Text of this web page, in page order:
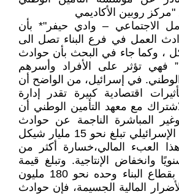
روبين الأكاديمي
الاجتماعي – وادي حيفر"* بأن
العمل في فرع البناء تصل الى
شيكل ، وكما جاء في البحث بأن حوادث
فهي تؤثر على الأفراد وأسرهم
الوطني. في إسرائيل، من الواضح أن
اقتصادية كبيرة تقدر إدارة
مع معهد التأمين الوطني أن
وغير المباشرة الناجمة عن حوادث
العمل على الاقتصاد الإسرائيلي تبلغ نحو 15 مليار شيكل
العبء المالي،خسارة أكثر من
وانخفاض الإنتاجية. وتبلغ قيمة
الأضرار التي لحقت بقطاع البناء وحده نحو 180 مليون
المالية الجسيمة، فإن حوادث